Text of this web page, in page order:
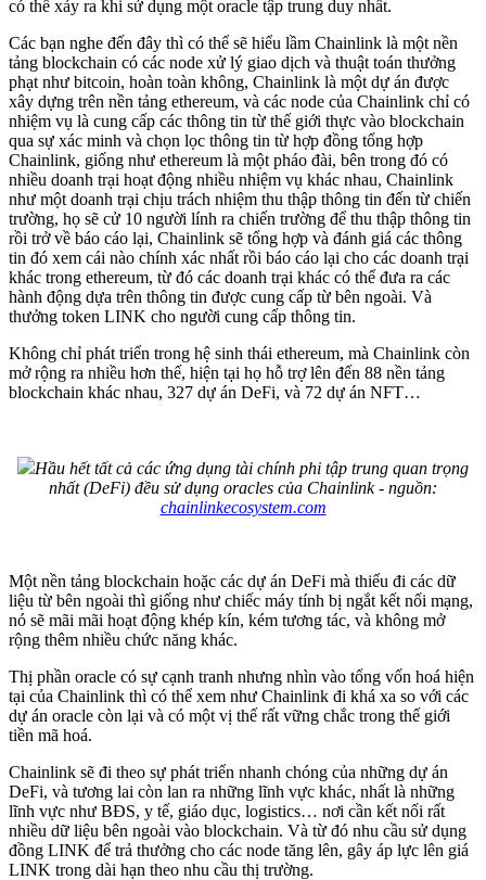
có thể xảy ra khi sử dụng một oracle tập trung duy nhất.
Các bạn nghe đến đây thì có thể sẽ hiểu lầm Chainlink là một nền
tảng blockchain có các node xử lý giao dịch và thuật toán thưởng
phạt như bitcoin, hoàn toàn không, Chainlink là một dự án được
xây dựng trên nền tảng ethereum, và các node của Chainlink chỉ có
nhiệm vụ là cung cấp các thông tin từ thế giới thực vào blockchain
qua sự xác minh và chọn lọc thông tin từ hợp đồng tổng hợp
Chainlink, giống như ethereum là một pháo đài, bên trong đó có
nhiều doanh trại hoạt động nhiều nhiệm vụ khác nhau, Chainlink
như một doanh trại chịu trách nhiệm thu thập thông tin đến từ chiến
trường, họ sẽ cử 10 người lính ra chiến trường để thu thập thông tin
rồi trở về báo cáo lại, Chainlink sẽ tổng hợp và đánh giá các thông
tin đó xem cái nào chính xác nhất rồi báo cáo lại cho các doanh trại
khác trong ethereum, từ đó các doanh trại khác có thể đưa ra các
hành động dựa trên thông tin được cung cấp từ bên ngoài. Và
thưởng token LINK cho người cung cấp thông tin.
Không chỉ phát triển trong hệ sinh thái ethereum, mà Chainlink còn
mở rộng ra nhiều hơn thế, hiện tại họ hỗ trợ lên đến 88 nền tảng
blockchain khác nhau, 327 dự án DeFi, và 72 dự án NFT…
Hầu hết tất cả các ứng dụng tài chính phi tập trung quan trọng
nhất (DeFi) đều sử dụng oracles của Chainlink - nguồn:
chainlinkecosystem.com
Một nền tảng blockchain hoặc các dự án DeFi mà thiếu đi các dữ
liệu từ bên ngoài thì giống như chiếc máy tính bị ngắt kết nối mạng,
nó sẽ mãi mãi hoạt động khép kín, kém tương tác, và không mở
rộng thêm nhiều chức năng khác.
Thị phần oracle có sự cạnh tranh nhưng nhìn vào tổng vốn hoá hiện
tại của Chainlink thì có thể xem như Chainlink đi khá xa so với các
dự án oracle còn lại và có một vị thế rất vững chắc trong thế giới
tiền mã hoá.
Chainlink sẽ đi theo sự phát triển nhanh chóng của những dự án
DeFi, và tương lai còn lan ra những lĩnh vực khác, nhất là những
lĩnh vực như BĐS, y tế, giáo dục, logistics… nơi cần kết nối rất
nhiều dữ liệu bên ngoài vào blockchain. Và từ đó nhu cầu sử dụng
đồng LINK để trả thưởng cho các node tăng lên, gây áp lực lên giá
LINK trong dài hạn theo nhu cầu thị trường.